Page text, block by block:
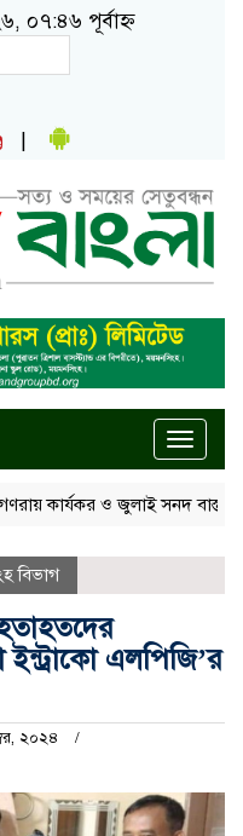
০৭:৪৬ পূর্বাহ্ন
Toggle
ও জুলাই সনদ বাস্তবায়নের
বিভাগ
এলপিজি’র
২০২৪